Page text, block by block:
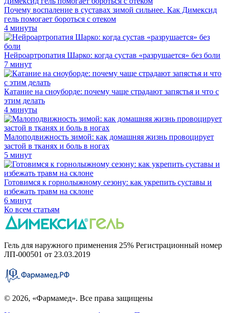
Почему воспаление в суставах зимой сильнее. Как Димексид
гель помогает бороться с отеком
4 минуты
Нейроартропатия Шарко: когда сустав «разрушается» без боли
7 минут
Катание на сноуборде: почему чаще страдают запястья и что с
этим делать
4 минуты
Малоподвижность зимой: как домашняя жизнь провоцирует
застой в тканях и боль в ногах
5 минут
Готовимся к горнолыжному сезону: как укрепить суставы и
избежать травм на склоне
6 минут
Ко всем статьям
Гель для наружного применения 25% Регистрационный номер
ЛП-000501 от 23.03.2019
© 2026, «Фармамед». Все права защищены